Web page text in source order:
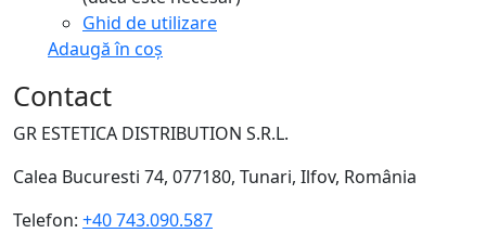
Ghid de utilizare
Adaugă în coș
Contact
GR ESTETICA DISTRIBUTION S.R.L.
Calea Bucuresti 74, 077180, Tunari, Ilfov, România
Telefon: +40 743.090.587